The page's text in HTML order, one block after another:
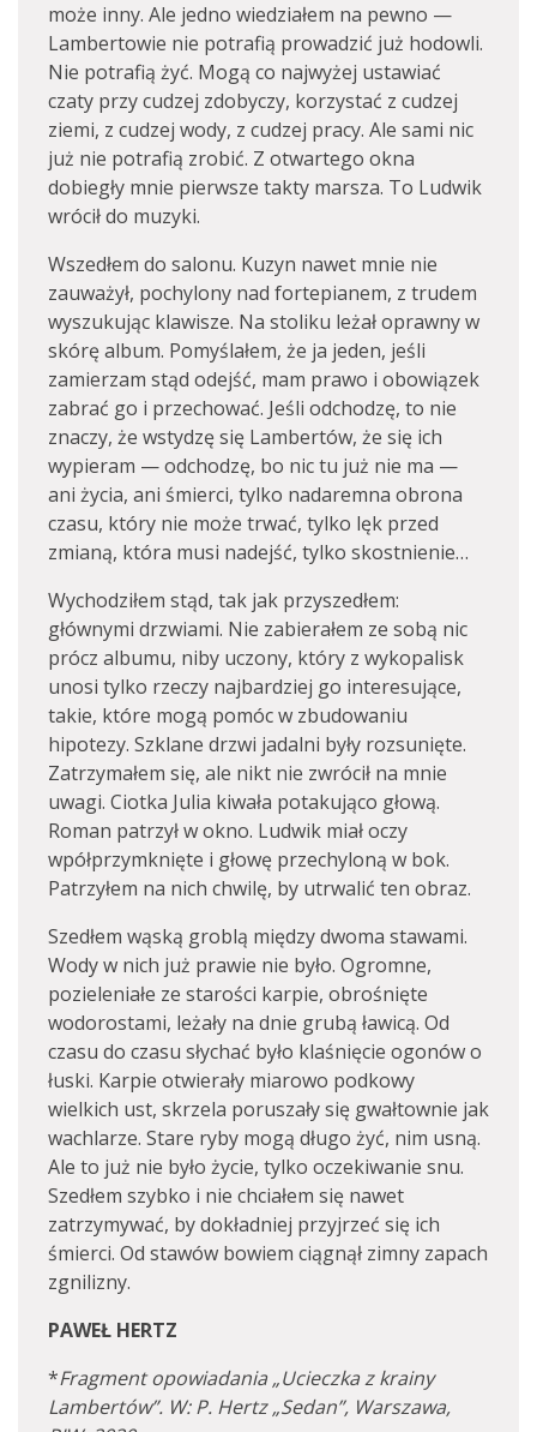
może inny. Ale jedno wiedziałem na pewno —
Lambertowie nie potrafią prowadzić już hodowli.
Nie potrafią żyć. Mogą co najwyżej ustawiać
czaty przy cudzej zdobyczy, korzystać z cudzej
ziemi, z cudzej wody, z cudzej pracy. Ale sami nic
już nie potrafią zrobić. Z otwartego okna
dobiegły mnie pierwsze takty marsza. To Ludwik
wrócił do muzyki.
Wszedłem do salonu. Kuzyn nawet mnie nie
zauważył, pochylony nad fortepianem, z trudem
wyszukując klawisze. Na stoliku leżał oprawny w
skórę album. Pomyślałem, że ja jeden, jeśli
zamierzam stąd odejść, mam prawo i obowiązek
zabrać go i przechować. Jeśli odchodzę, to nie
znaczy, że wstydzę się Lambertów, że się ich
wypieram — odchodzę, bo nic tu już nie ma —
ani życia, ani śmierci, tylko nadaremna obrona
czasu, który nie może trwać, tylko lęk przed
zmianą, która musi nadejść, tylko skostnienie…
Wychodziłem stąd, tak jak przyszedłem:
głównymi drzwiami. Nie zabierałem ze sobą nic
prócz albumu, niby uczony, który z wykopalisk
unosi tylko rzeczy najbardziej go interesujące,
takie, które mogą pomóc w zbudowaniu
hipotezy. Szklane drzwi jadalni były rozsunięte.
Zatrzymałem się, ale nikt nie zwrócił na mnie
uwagi. Ciotka Julia kiwała potakująco głową.
Roman patrzył w okno. Ludwik miał oczy
wpółprzymknięte i głowę przechyloną w bok.
Patrzyłem na nich chwilę, by utrwalić ten obraz.
Szedłem wąską groblą między dwoma stawami.
Wody w nich już prawie nie było. Ogromne,
pozieleniałe ze starości karpie, obrośnięte
wodorostami, leżały na dnie grubą ławicą. Od
czasu do czasu słychać było klaśnięcie ogonów o
łuski. Karpie otwierały miarowo podkowy
wielkich ust, skrzela poruszały się gwałtownie jak
wachlarze. Stare ryby mogą długo żyć, nim usną.
Ale to już nie było życie, tylko oczekiwanie snu.
Szedłem szybko i nie chciałem się nawet
zatrzymywać, by dokładniej przyjrzeć się ich
śmierci. Od stawów bowiem ciągnął zimny zapach
zgnilizny.
PAWEŁ HERTZ
*Fragment opowiadania „Ucieczka z krainy
Lambertów”. W: P. Hertz „Sedan”, Warszawa,